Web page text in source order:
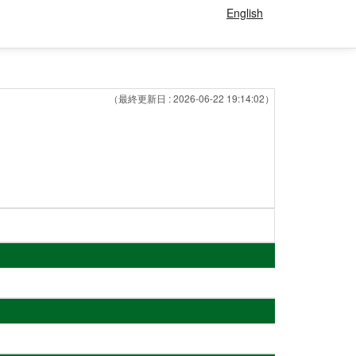
English
（最終更新日 : 2026-06-22 19:14:02）